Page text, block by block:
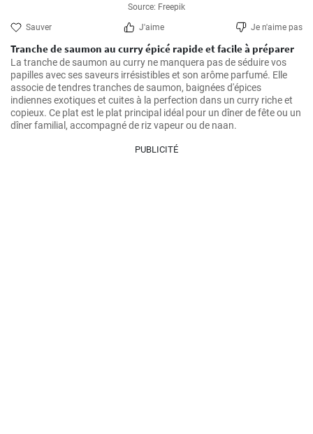
Source: Freepik
Sauver J'aime Je n'aime pas
Tranche de saumon au curry épicé rapide et facile à préparer
La tranche de saumon au curry ne manquera pas de séduire vos
papilles avec ses saveurs irrésistibles et son arôme parfumé. Elle
associe de tendres tranches de saumon, baignées d'épices
indiennes exotiques et cuites à la perfection dans un curry riche et
copieux. Ce plat est le plat principal idéal pour un dîner de fête ou un
dîner familial, accompagné de riz vapeur ou de naan.
PUBLICITÉ